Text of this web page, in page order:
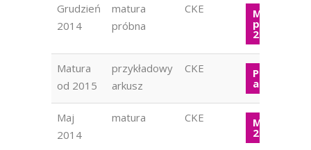
Grudzień
2014
matura
próbna
CKE Matura
próbna
2014
Matura
od 2015
przykładowy
arkusz
CKE
arkusz
Maj
2014
matura CKE Matura
2014